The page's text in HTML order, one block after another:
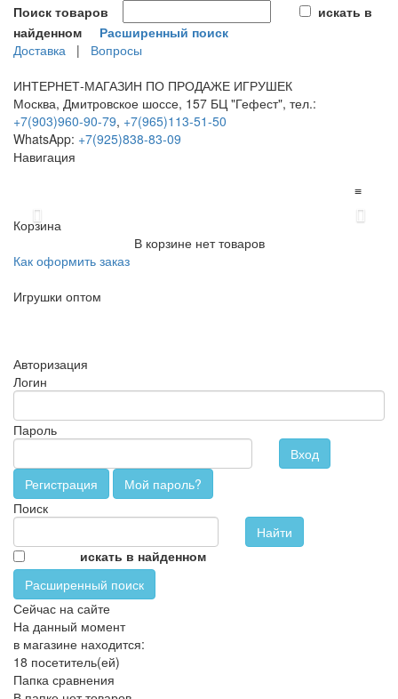
Поиск товаров
искать в
найденном
Расширенный поиск
Доставка | Вопросы
ИНТЕРНЕТ-МАГАЗИН ПО ПРОДАЖЕ ИГРУШЕК
Москва, Дмитровское шоссе, 157 БЦ "Гефест", тел.:
+7(903)960-90-79, +7(965)113-51-50
WhatsApp: +7(925)838-83-09
Навигация
≡
Previous Next
Корзина
В корзине нет товаров
Как оформить заказ
Игрушки оптом
Авторизация
Логин
Пароль
Вход
Регистрация
Мой пароль?
Поиск
искать в найденном
Расширенный поиск
Сейчас на сайте
На данный момент
в магазине находится:
18 посетитель(ей)
Папка сравнения